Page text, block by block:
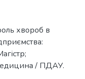
хвороб в
/ ПДАУ.